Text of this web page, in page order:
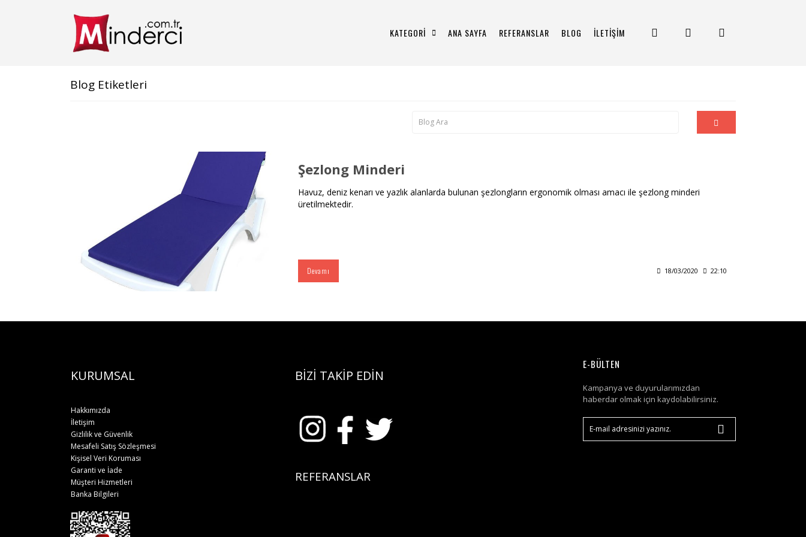
KATEGORİ ANA SAYFA REFERANSLAR BLOG İLETİŞİM
Blog Etiketleri
Şezlong Minderi
Havuz, deniz kenarı ve yazlık alanlarda bulunan şezlongların ergonomik olması amacı ile şezlong minderi
üretilmektedir.
Devamı 18/03/2020 22:10
KURUMSAL BİZİ TAKİP EDİN
Hakkımızda
İletişim
Gizlilik ve Güvenlik
Mesafeli Satış Sözleşmesi
Kişisel Veri Koruması
REFERANSLAR
Garanti ve İade
Müşteri Hizmetleri
Banka Bilgileri
E-BÜLTEN
Kampanya ve duyurularımızdan
haberdar olmak için kaydolabilirsiniz.